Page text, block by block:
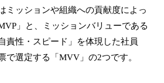
ミッションや組織への貢献度によっ
」と、ミッションバリューである
責性・スピード」を体現した社員
で選定する「MVV」の2つです。